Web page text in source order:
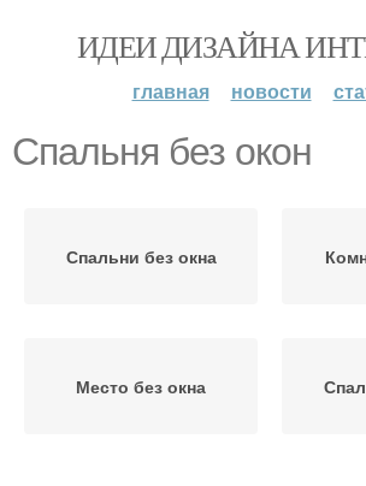
ИДЕИ ДИЗАЙНА
главная новости
Спальня без окон
Спальни без окна
Место без окна